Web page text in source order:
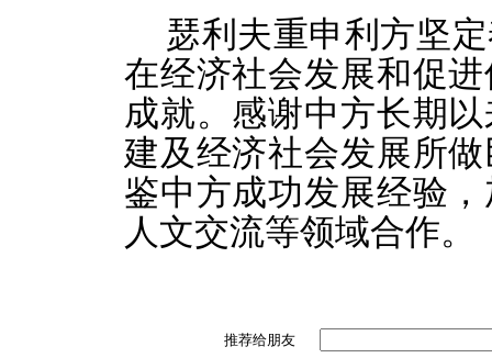
瑟利夫重申利方坚
在经济社会发展和促
成就。感谢中方长期
建及经济社会发展所
鉴中方成功发展经验
人文交流等领域合作。
推荐给朋友